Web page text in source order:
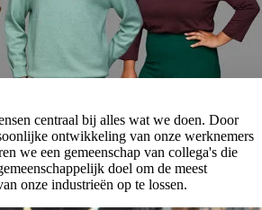
centraal bij alles wat we doen. Door
ontwikkeling van onze werknemers
we een gemeenschap van collega's die
doel om de meest
onze industrieën op te lossen.